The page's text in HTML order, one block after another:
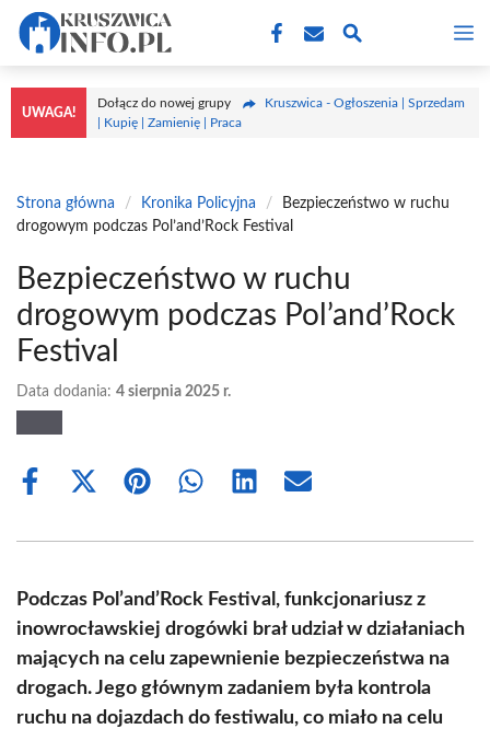
Przejdź
treści
UWAGA!
Dołącz do nowej grupy
Kruszwica - Ogłoszenia | Sprzedam
| Kupię | Zamienię | Praca
Strona główna / Kronika Policyjna /
Bezpieczeństwo w ruchu
drogowym podczas Pol’and’Rock Festival
Bezpieczeństwo w ruchu
drogowym podczas Pol’and’Rock
Festival
Data dodania: 4 sierpnia 2025 r.
Share
Share
(Twitter)
Share Share Share Share
Podczas Pol’and’Rock Festival, funkcjonariusz z
inowrocławskiej drogówki brał udział w działaniach
mających na celu zapewnienie bezpieczeństwa na
drogach. Jego głównym zadaniem była kontrola
ruchu na dojazdach do festiwalu, co miało na celu